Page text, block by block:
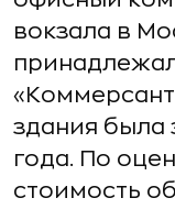
вокзала в
здания была
года. По
стоимость